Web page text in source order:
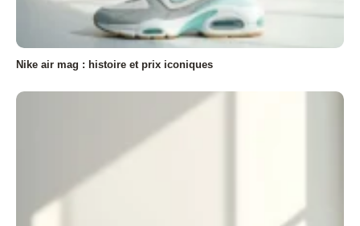
Nike air mag : histoire et prix iconiques